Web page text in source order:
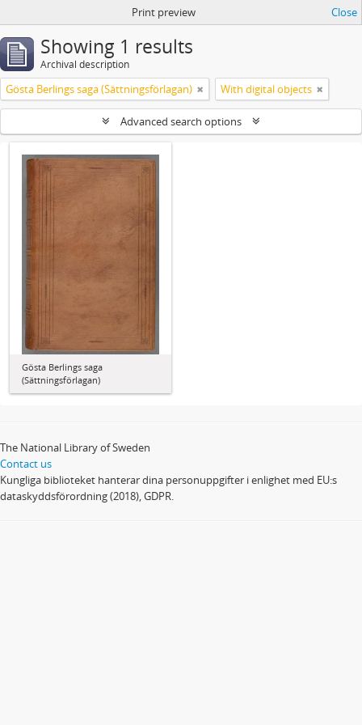
Print preview Close
Showing 1 results
Archival description
Gösta Berlings saga (Sättningsförlagan) With digital objects
Advanced search options
Gösta Berlings saga
(Sättningsförlagan)
The National Library of Sweden
Contact us
Kungliga biblioteket hanterar dina personuppgifter i enlighet med EU:s
dataskyddsförordning (2018), GDPR.